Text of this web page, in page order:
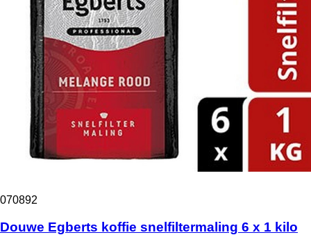
070892
Douwe Egberts koffie snelfiltermaling 6 x 1 kilo